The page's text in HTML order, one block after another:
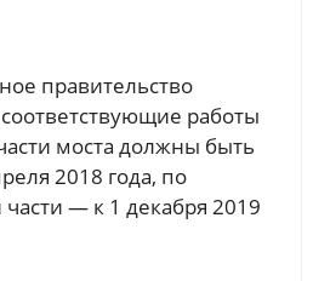
правительство
работы
моста должны быть
2018 года, по
— к 1 декабря 2019